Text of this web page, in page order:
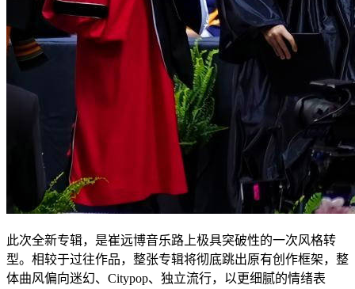
此次全新专辑，是崔远博音乐路上极具突破性的一次风格转
型。相较于过往作品，整张专辑将彻底跳出原有创作框架，整
体曲风偏向迷幻、Citypop、独立流行，以更细腻的情绪表